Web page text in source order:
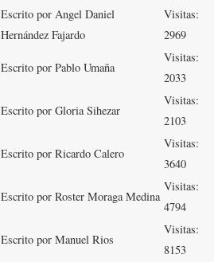
Escrito por Angel Daniel
Hernández Fajardo
Visitas:
2969
Escrito por Pablo Umaña
Visitas:
2033
Escrito por Gloria Sihezar
Visitas:
2103
Escrito por Ricardo Calero
Visitas:
3640
Escrito por Roster Moraga Medina
Visitas:
4794
Escrito por Manuel Rios
Visitas:
8153